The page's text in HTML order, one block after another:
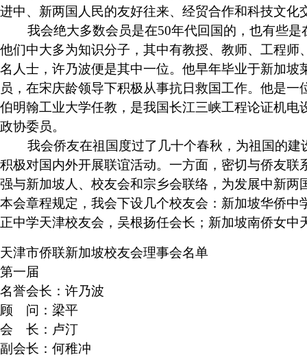
进中、新两国人民的友好往来、经贸合作和科技文化
我会绝大多数会员是在50年代回国的，也有些是
他们中大多为知识分子，其中有教授、教师、工程
名人士，许乃波便是其中一位。他早年毕业于新加
员，在宋庆龄领导下积极从事抗日救国工作。他是
伯明翰工业大学任教，是我国长江三峡工程论证机
政协委员。
我会侨友在祖国度过了几十个春秋，为祖国的建
积极对国内外开展联谊活动。一方面，密切与侨友
强与新加坡人、校友会和宗乡会联络，为发展中新
本会章程规定，我会下设几个校友会：新加坡华侨
正中学天津校友会，吴根扬任会长；新加坡南侨女中
天津市侨联新加坡校友会理事会名单
第一届
名誉会长： 许乃波
顾 问： 梁平
会 长： 卢汀
副会长 ：何稚冲